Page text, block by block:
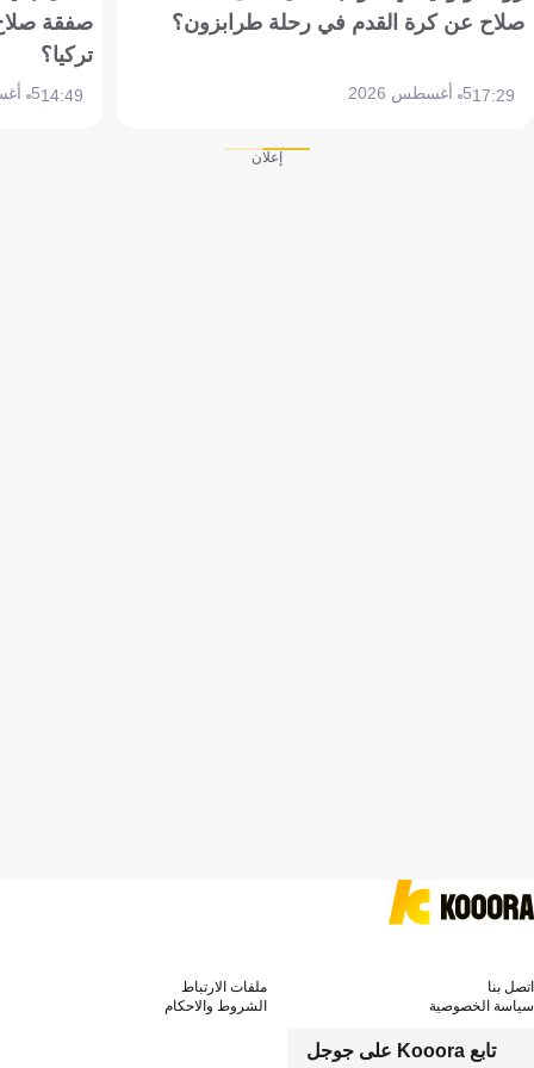
صلاح عن كرة القدم في رحلة طرابزون؟
17:295 أغسطس 2026
صفقة
تركيا؟
14:495 أغسطس 2026
إعلان
تابع Kooora على جوجل
اتصل بنا
ملفات الارتباط
سياسة الخصوصية
الشروط والاحكام